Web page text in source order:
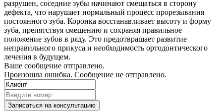
разрушен, соседние зубы начинают смещаться в сторону
дефекта, что нарушает нормальный процесс прорезывания
постоянного зуба. Коронка восстанавливает высоту и форму
зуба, препятствуя смещению и сохраняя правильное
положение зубов в ряду. Это предотвращает развитие
неправильного прикуса и необходимость ортодонтического
лечения в будущем.
Ваше сообщение отправлено.
Произошла ошибка. Сообщение не отправлено.
Записаться на консультацию